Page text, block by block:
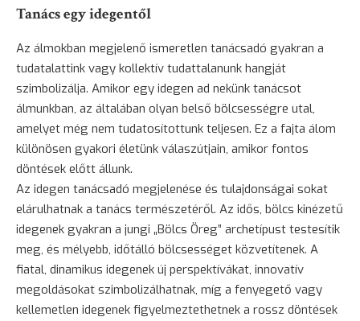
Tanács egy idegentől
Az álmokban megjelenő ismeretlen tanácsadó gyakran a
tudatalattink vagy kollektív tudattalanunk hangját
szimbolizálja. Amikor egy idegen ad nekünk tanácsot
álmunkban, az általában olyan belső bölcsességre utal,
amelyet még nem tudatosítottunk teljesen. Ez a fajta álom
különösen gyakori életünk válaszútjain, amikor fontos
döntések előtt állunk.
Az idegen tanácsadó megjelenése és tulajdonságai sokat
elárulhatnak a tanács természetéről. Az idős, bölcs kinézetű
idegenek gyakran a jungi „Bölcs Öreg” archetípust testesítik
meg, és mélyebb, időtálló bölcsességet közvetítenek. A
fiatal, dinamikus idegenek új perspektívákat, innovatív
megoldásokat szimbolizálhatnak, míg a fenyegető vagy
kellemetlen idegenek figyelmeztethetnek a rossz döntések